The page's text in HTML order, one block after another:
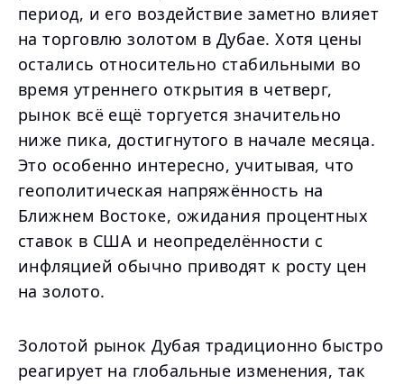
период, и его воздействие заметно влияет
на торговлю золотом в Дубае. Хотя цены
остались относительно стабильными во
время утреннего открытия в четверг,
рынок всё ещё торгуется значительно
ниже пика, достигнутого в начале месяца.
Это особенно интересно, учитывая, что
геополитическая напряжённость на
Ближнем Востоке, ожидания процентных
ставок в США и неопределённости с
инфляцией обычно приводят к росту цен
на золото.
Золотой рынок Дубая традиционно быстро
реагирует на глобальные изменения, так